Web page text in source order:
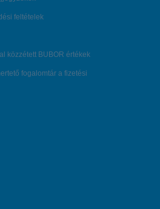
feltételek
közzétett BUBOR értékek
fogalomtár a fizetési